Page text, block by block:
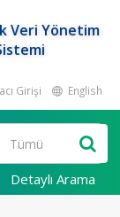
Veri Yönetim
Girişi English
Detaylı Arama